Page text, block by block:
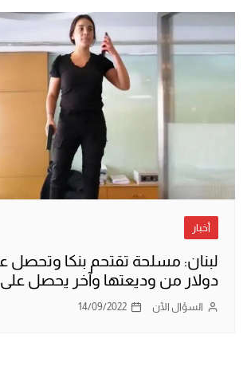
أخبار
دولار من وديعتها وآخر يحصل على 30 ألف
السؤال الآن 14/09/2022